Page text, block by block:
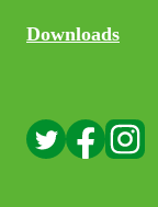
Downloads